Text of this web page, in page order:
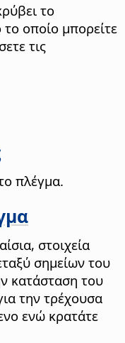
το
οποίο μπορείτε
τις
πλέγμα.
στοιχεία
σημείων του
κατάσταση του
την τρέχουσα
ενώ κρατάτε